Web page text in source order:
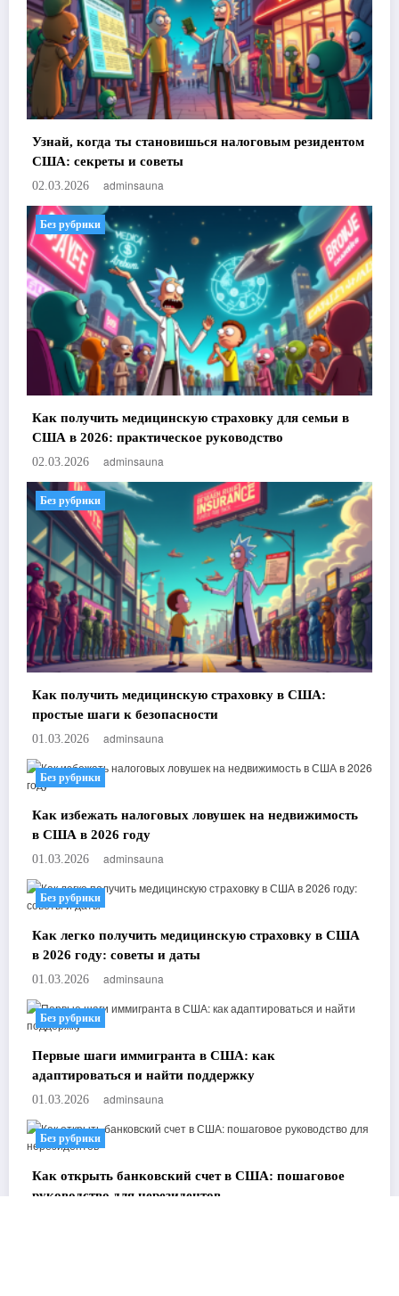
Узнай, когда ты становишься налоговым резидентом
США: секреты и советы
02.03.2026 adminsauna
Без рубрики
Как получить медицинскую страховку для семьи в
США в 2026: практическое руководство
02.03.2026 adminsauna
Без рубрики
Как получить медицинскую страховку в США:
простые шаги к безопасности
01.03.2026 adminsauna
Без рубрики
Как избежать налоговых ловушек на недвижимость
в США в 2026 году
01.03.2026 adminsauna
Без рубрики
Как легко получить медицинскую страховку в США
в 2026 году: советы и даты
01.03.2026 adminsauna
Без рубрики
Первые шаги иммигранта в США: как
адаптироваться и найти поддержку
01.03.2026 adminsauna
Без рубрики
Как открыть банковский счет в США: пошаговое
руководство для нерезидентов